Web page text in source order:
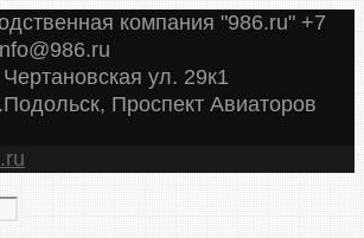
компания "986.ru" +7
ул. 29к1
Проспект Авиаторов